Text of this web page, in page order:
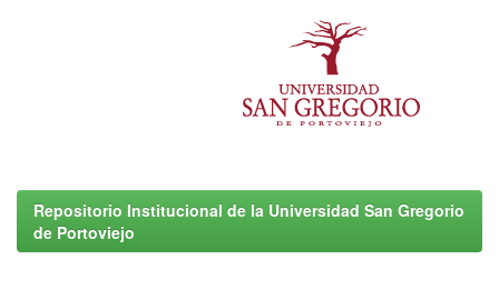
Repositorio Institucional de la Universidad San Gregorio
de Portoviejo